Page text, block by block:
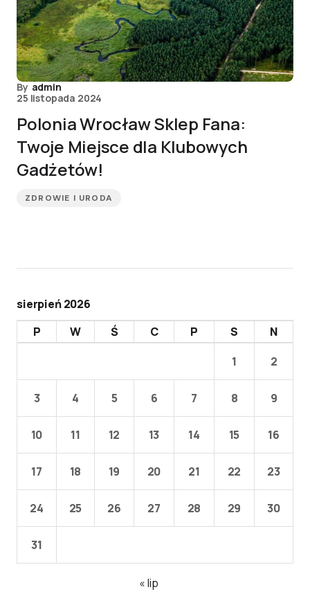
By admin
25 listopada 2024
Polonia Wrocław Sklep Fana:
Twoje Miejsce dla Klubowych
Gadżetów!
ZDROWIE I URODA
sierpień 2026
P
W Ś C P S
N
1
2
3 4 5 6 7 8 9
10 11 12 13 14 15 16
17 18 19 20 21 22 23
24 25 26 27 28 29 30
31
« lip